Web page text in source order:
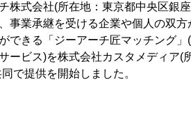
株式会社(所在地：東京都中央区銀
事業承継を受ける企業や個人の双
できる「ジーアーチ匠マッチング
ービス)を株式会社カスタメディア
で提供を開始しました。